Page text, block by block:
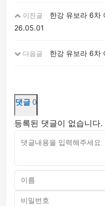
이전글
한강 유보라 6차
26.05.01
다음글 한강 유보라 6차
댓글 0
등록된 댓글이 없습니다.